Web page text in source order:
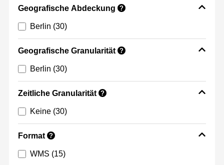
Geografische Abdeckung ?
Berlin (30)
Geografische Granularität ?
Berlin (30)
Zeitliche Granularität ?
Keine (30)
Format ?
WMS (15)